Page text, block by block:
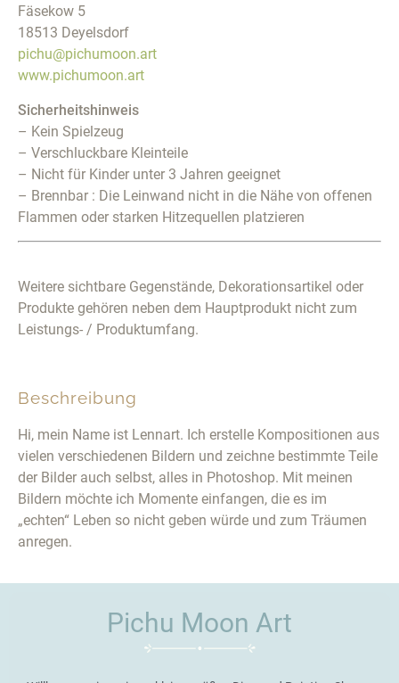
Beschreibung
Hi, mein Name ist Lennart. Ich erstelle Kompositionen aus
vielen verschiedenen Bildern und zeichne bestimmte Teile
der Bilder auch selbst, alles in Photoshop. Mit meinen
Bildern möchte ich Momente einfangen, die es im
„echten“ Leben so nicht geben würde und zum Träumen
anregen.
Fäsekow 5
18513 Deyelsdorf
pichu@pichumoon.art
www.pichumoon.art
Sicherheitshinweis
– Kein Spielzeug
– Verschluckbare Kleinteile
– Nicht für Kinder unter 3 Jahren geeignet
– Brennbar : Die Leinwand nicht in die Nähe von offenen
Flammen oder starken Hitzequellen platzieren
Weitere sichtbare Gegenstände, Dekorationsartikel oder
Produkte gehören neben dem Hauptprodukt nicht zum
Leistungs- / Produktumfang.
Pichu Moon Art